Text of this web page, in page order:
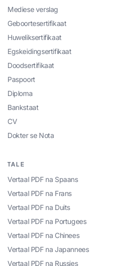
Mediese verslag
Geboortesertifikaat
Huweliksertifikaat
Egskeidingsertifikaat
Doodsertifikaat
Paspoort
Diploma
Bankstaat
CV
Dokter se Nota
TALE
Vertaal PDF na Spaans
Vertaal PDF na Frans
Vertaal PDF na Duits
Vertaal PDF na Portugees
Vertaal PDF na Chinees
Vertaal PDF na Japannees
Vertaal PDF na Russies